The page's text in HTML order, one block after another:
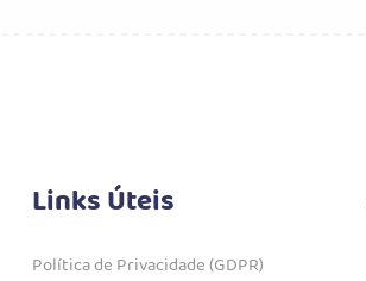
Links Úteis
Política de Privacidade (GDPR)